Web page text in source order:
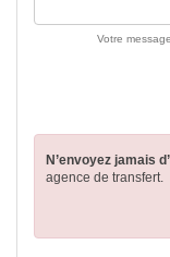
Votre
N’envoyez jamais
agence de transfert.